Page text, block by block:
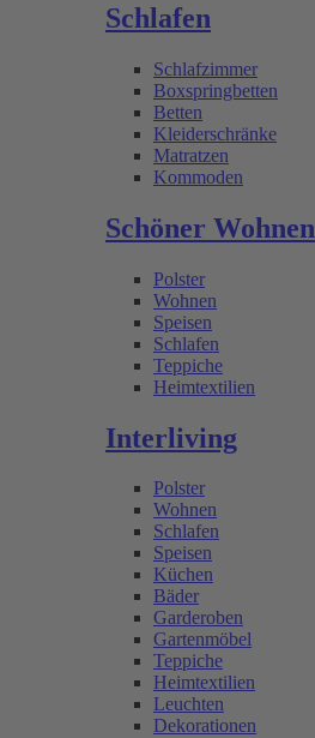
Schlafen
Schlafzimmer
Boxspringbetten
Betten
Kleiderschränke
Matratzen
Kommoden
Schöner Wohnen
Polster
Wohnen
Speisen
Schlafen
Teppiche
Heimtextilien
Interliving
Polster
Wohnen
Schlafen
Speisen
Küchen
Bäder
Garderoben
Gartenmöbel
Teppiche
Heimtextilien
Leuchten
Dekorationen